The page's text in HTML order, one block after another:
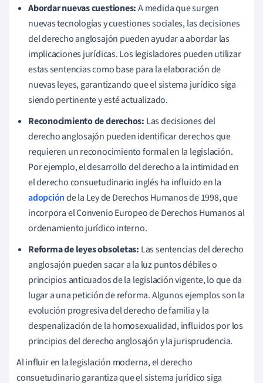
Abordar nuevas cuestiones:A medida que surgen
nuevas tecnologías y cuestiones sociales, las decisiones
del derecho anglosajón pueden ayudar a abordar las
implicaciones jurídicas. Los legisladores pueden utilizar
estas sentencias como base para la elaboración de
nuevas leyes, garantizando que el sistema jurídico siga
siendo pertinente y esté actualizado.
Reconocimiento de derechos: Las decisiones del
derecho anglosajón pueden identificar derechos que
requieren un reconocimiento formal en la legislación.
Por ejemplo, el desarrollo del derecho a la intimidad en
el derecho consuetudinario inglés ha influido en la
adopciónde la Ley de Derechos Humanos de 1998, que
incorpora el Convenio Europeo de Derechos Humanos al
ordenamiento jurídico interno.
Reforma de leyes obsoletas: Las sentencias del derecho
anglosajón pueden sacar a la luz puntos débiles o
principios anticuados de la legislación vigente, lo que da
lugar a una petición de reforma. Algunos ejemplos son la
evolución progresiva del derecho de familia y la
despenalización de la homosexualidad, influidos por los
principios del derecho anglosajón y la jurisprudencia.
Al influir en la legislación moderna, el derecho
consuetudinario garantiza que el sistema jurídico siga